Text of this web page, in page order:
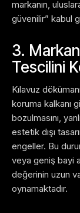
markanın,
güvenilir” kabul
3.
Tescilini
Kılavuz
koruma kalkanı
bozulmasını,
estetik dışı
engeller. Bu
veya geniş bayi
değerinin uzun
oynamaktadır.